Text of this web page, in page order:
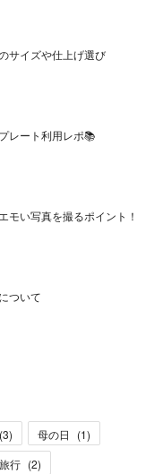
サイズや仕上げ選び
レート利用レポ📚
モい写真を撮るポイント！
ついて
(3) 母の日 (1)
旅行 (2)